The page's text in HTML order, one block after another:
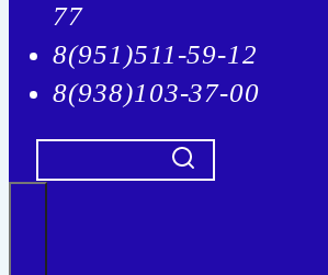
77
8(951)511-59-12
8(938)103-37-00